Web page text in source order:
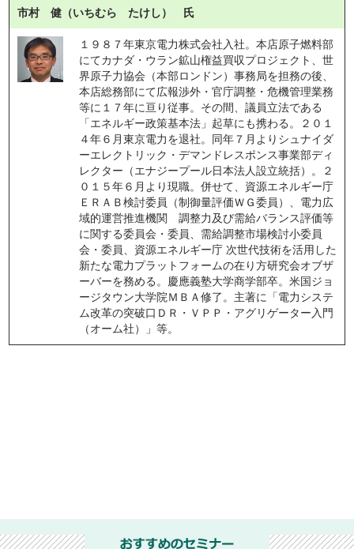
市村 健（いちむら たけし） 氏
１９８７年東京電力株式会社入社。本店原子燃料部
にてカナダ・ウラン鉱山権益買収プロジェクト、世
界原子力協会（本部ロンドン）事務局を担務の後、
本店総務部にて広報渉外・官庁調整・危機管理業務
等に１７年に亘り従事。その間、議員立法である
「エネルギー政策基本法」起草にも携わる。２０１
４年６月東京電力を退社。同年７月よりシュナイダ
ーエレクトリック・デマンドレスポンス事業部ディ
レクター（エナジープール日本法人設立統括）。２
０１５年６月より現職。併せて、資源エネルギー庁
ＥＲＡＢ検討委員（制御量評価ＷＧ委員）、電力広
域的運営推進機関　調整力及び需給バランス評価等
に関する委員会・委員、需給調整市場検討小委員
会・委員、資源エネルギー庁 次世代技術を活用した
新たな電力プラットフォームの在り方研究会オブザ
ーバーを務める。慶應義塾大学商学部卒。米国ジョ
ージタウン大学院ＭＢＡ修了。主著に「電力システ
ム改革の突破口ＤＲ・ＶＰＰ・アグリゲーター入門
（オーム社）」等。